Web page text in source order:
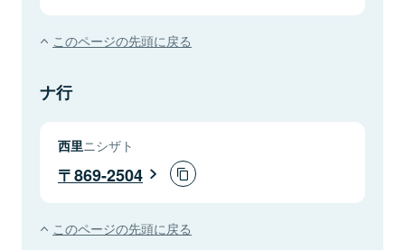
このページの先頭に戻る
ナ行
西里ニシザト
869-2504
このページの先頭に戻る